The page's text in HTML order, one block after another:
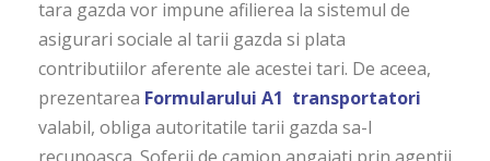
tara gazda vor impune afilierea la sistemul de
asigurari sociale al tarii gazda si plata
contributiilor aferente ale acestei tari. De aceea,
prezentarea Formularului A1 transportatori
valabil, obliga autoritatile tarii gazda sa-l